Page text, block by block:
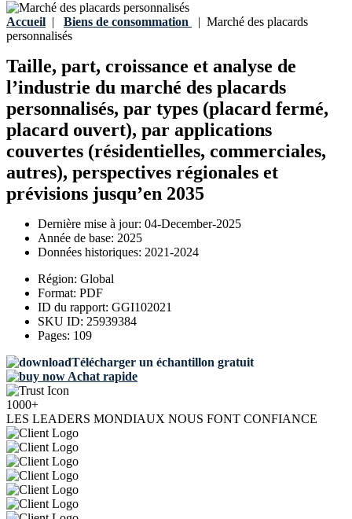
Accueil | Biens de consommation | Marché des placards
personnalisés
Taille, part, croissance et analyse de
l’industrie du marché des placards
personnalisés, par types (placard fermé,
placard ouvert), par applications
couvertes (résidentielles, commerciales,
autres), perspectives régionales et
prévisions jusqu’en 2035
Dernière mise à jour: 04-December-2025
Année de base: 2025
Données historiques: 2021-2024
Région: Global
Format: PDF
ID du rapport: GGI102021
SKU ID: 25939384
Pages: 109
Télécharger un échantillon gratuit
Achat rapide
1000+
LES LEADERS MONDIAUX NOUS FONT CONFIANCE